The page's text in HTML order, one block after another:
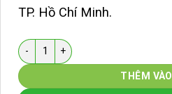
TP. Hồ Chí Minh.
Số lượng
THÊM